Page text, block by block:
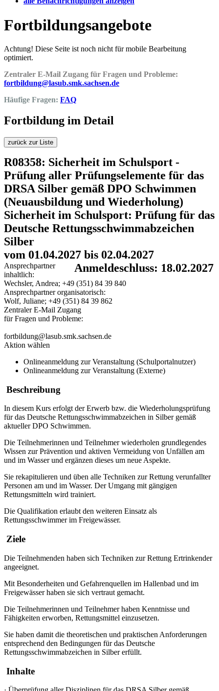
Fortbildungsangebote
Achtung! Diese Seite ist noch nicht für mobile Bearbeitung
optimiert.
Zentraler E-Mail Zugang für Fragen und Probleme:
fortbildung@lasub.smk.sachsen.de
Häufige Fragen: FAQ
Fortbildung im Detail
zurück zur Liste
R08358: Sicherheit im Schulsport -
Prüfung aller Prüfungselemente für das
DRSA Silber gemäß DPO Schwimmen
(Neuausbildung und Wiederholung)
Sicherheit im Schulsport: Prüfung für das
Deutsche Rettungsschwimmabzeichen
Silber
vom 01.04.2027 bis 02.04.2027
Anmeldeschluss: 18.02.2027
Ansprechpartner
inhaltlich:
Wechsler, Andrea; +49 (351) 84 39 840
Ansprechpartner organisatorisch:
Wolf, Juliane; +49 (351) 84 39 862
Zentraler E-Mail Zugang
für Fragen und Probleme:
fortbildung@lasub.smk.sachsen.de
Aktion wählen
Onlineanmeldung zur Veranstaltung (Schulportalnutzer)
Onlineanmeldung zur Veranstaltung (Externe)
Beschreibung
In diesem Kurs erfolgt der Erwerb bzw. die Wiederholungsprüfung
für das Deutsche Rettungsschwimmabzeichen in Silber gemäß
aktueller DPO Schwimmen.
Die Teilnehmerinnen und Teilnehmer wiederholen grundlegendes
Wissen zur Prävention und aktiven Vermeidung von Unfällen am
und im Wasser und ergänzen dieses um neue Aspekte.
Sie rekapitulieren und üben alle Techniken zur Rettung verunfallter
Personen am und im Wasser. Der Umgang mit gängigen
Rettungsmitteln wird trainiert.
Die Qualifikation erlaubt den weiteren Einsatz als
Rettungsschwimmer im Freigewässer.
Ziele
Die Teilnehmenden haben sich Techniken zur Rettung Ertrinkender
angeeignet.
Mit Besonderheiten und Gefahrenquellen im Hallenbad und im
Freigewässer haben sie sich vertraut gemacht.
Die Teilnehmerinnen und Teilnehmer haben Kenntnisse und
Fähigkeiten erworben, Rettungsmittel einzusetzen.
Sie haben damit die theoretischen und praktischen Anforderungen
entsprechend den Bedingungen für das Deutsche
Rettungsschwimmabzeichen in Silber erfüllt.
Inhalte